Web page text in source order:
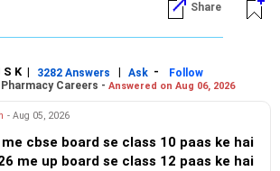
Share
S K | 3282 Answers | Ask -
Follow
Careers - Answered on Aug 06, 2026
- Aug 05, 2026
cbse board se class 10 paas ke hai
me up board se class 12 paas ke hai